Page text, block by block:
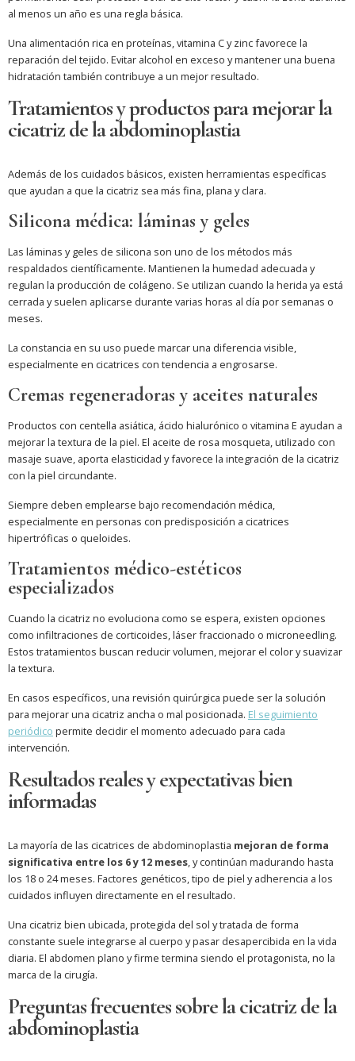
al menos un año es una regla básica.
Una alimentación rica en proteínas, vitamina C y zinc favorece la
reparación del tejido. Evitar alcohol en exceso y mantener una buena
hidratación también contribuye a un mejor resultado.
Tratamientos y productos para mejorar la
cicatriz de la abdominoplastia
Además de los cuidados básicos, existen herramientas específicas
que ayudan a que la cicatriz sea más fina, plana y clara.
Silicona médica: láminas y geles
Las láminas y geles de silicona son uno de los métodos más
respaldados científicamente. Mantienen la humedad adecuada y
regulan la producción de colágeno. Se utilizan cuando la herida ya está
cerrada y suelen aplicarse durante varias horas al día por semanas o
meses.
La constancia en su uso puede marcar una diferencia visible,
especialmente en cicatrices con tendencia a engrosarse.
Cremas regeneradoras y aceites naturales
Productos con centella asiática, ácido hialurónico o vitamina E ayudan a
mejorar la textura de la piel. El aceite de rosa mosqueta, utilizado con
masaje suave, aporta elasticidad y favorece la integración de la cicatriz
con la piel circundante.
Siempre deben emplearse bajo recomendación médica,
especialmente en personas con predisposición a cicatrices
hipertróficas o queloides.
Tratamientos médico-estéticos
especializados
Cuando la cicatriz no evoluciona como se espera, existen opciones
como infiltraciones de corticoides, láser fraccionado o microneedling.
Estos tratamientos buscan reducir volumen, mejorar el color y suavizar
la textura.
En casos específicos, una revisión quirúrgica puede ser la solución
para mejorar una cicatriz ancha o mal posicionada. El seguimiento
periódico permite decidir el momento adecuado para cada
intervención.
Resultados reales y expectativas bien
informadas
La mayoría de las cicatrices de abdominoplastia mejoran de forma
significativa entre los 6 y 12 meses, y continúan madurando hasta
los 18 o 24 meses. Factores genéticos, tipo de piel y adherencia a los
cuidados influyen directamente en el resultado.
Una cicatriz bien ubicada, protegida del sol y tratada de forma
constante suele integrarse al cuerpo y pasar desapercibida en la vida
diaria. El abdomen plano y firme termina siendo el protagonista, no la
marca de la cirugía.
Preguntas frecuentes sobre la cicatriz de la
abdominoplastia